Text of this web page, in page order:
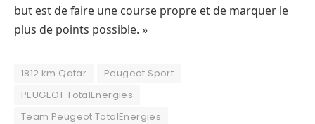
but est de faire une course propre et de marquer le
plus de points possible. »
1812 km Qatar
Peugeot Sport
PEUGEOT TotalEnergies
Team Peugeot TotalEnergies